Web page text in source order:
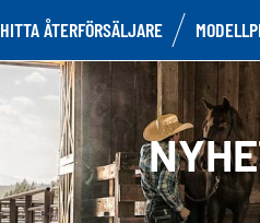
HITTA ÅTERFÖRSÄLJARE